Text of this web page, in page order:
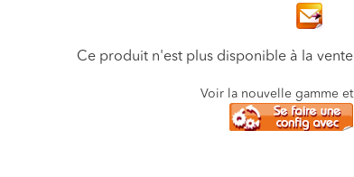
Ce produit n'est plus disponible à la vente
Voir la nouvelle gamme et